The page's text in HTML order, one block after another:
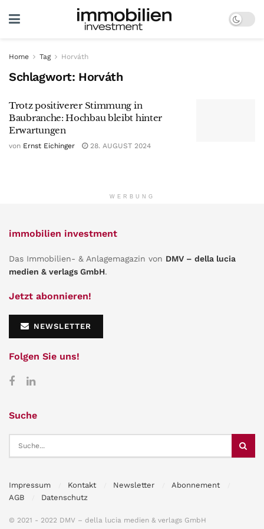
Home Tag Horváth
Schlagwort: Horváth
Trotz positiverer Stimmung in
Baubranche: Hochbau bleibt hinter
Erwartungen
von Ernst Eichinger 28. AUGUST 2024
WERBUNG
immobilien investment
Das Immobilien- & Anlagemagazin von DMV – della lucia
medien & verlags GmbH.
Jetzt abonnieren!
NEWSLETTER
Folgen Sie uns!
Suche
Impressum Kontakt Newsletter
Abonnement
AGB
Datenschutz
© 2021 - 2022 DMV – della lucia medien & verlags GmbH